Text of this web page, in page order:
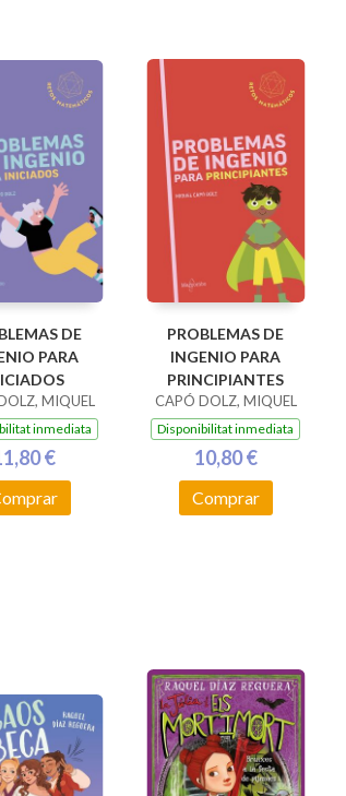
DE
PARA
MIQUEL
inmediata
€
PROBLEMAS DE
INGENIO PARA
PRINCIPIANTES
CAPÓ DOLZ, MIQUEL
Disponibilitat inmediata
10,80 €
Comprar